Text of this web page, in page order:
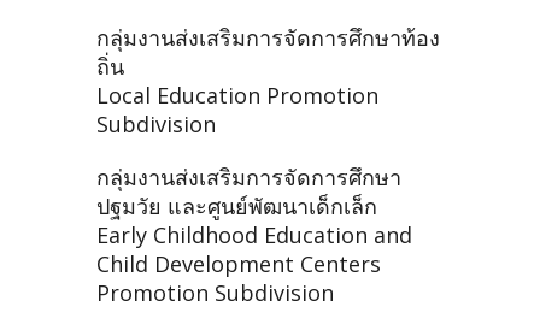
กลุ่มงานส่งเสริมการจัดการศึกษาท้อง
ถิ่น
Local Education Promotion
Subdivision
กลุ่มงานส่งเสริมการจัดการศึกษา
ปฐมวัย และศูนย์พัฒนาเด็กเล็ก
Early Childhood Education and
Child Development Centers
Promotion Subdivision